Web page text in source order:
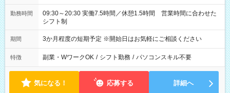
勤務時間
09:30～20:30 実働7.5時間／休憩1.5時間 営業時間に合わせた
シフト制
期間 3か月程度の短期予定 ※開始日はお気軽にご相談ください
特徴 副業・WワークOK / シフト勤務 / パソコンスキル不要
気になる！ 応募する 詳細へ